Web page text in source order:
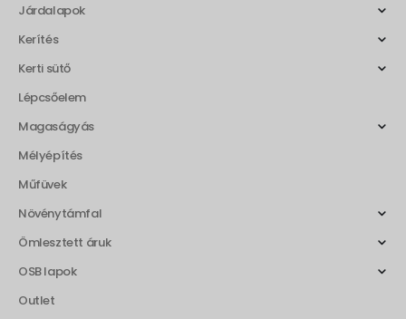
Járdalapok
Kerítés
Kerti sütő
Lépcsőelem
Magaságyás
Mélyépítés
Műfüvek
Növénytámfal
Ömlesztett áruk
OSB lapok
Outlet